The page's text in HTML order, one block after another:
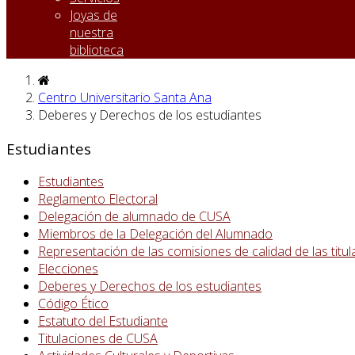
Joyas de
nuestra
biblioteca
Centro Universitario Santa Ana
Deberes y Derechos de los estudiantes
Estudiantes
Estudiantes
Reglamento Electoral
Delegación de alumnado de CUSA
Miembros de la Delegación del Alumnado
Representación de las comisiones de calidad de las
Elecciones
Deberes y Derechos de los estudiantes
Código Ético
Estatuto del Estudiante
Titulaciones de CUSA